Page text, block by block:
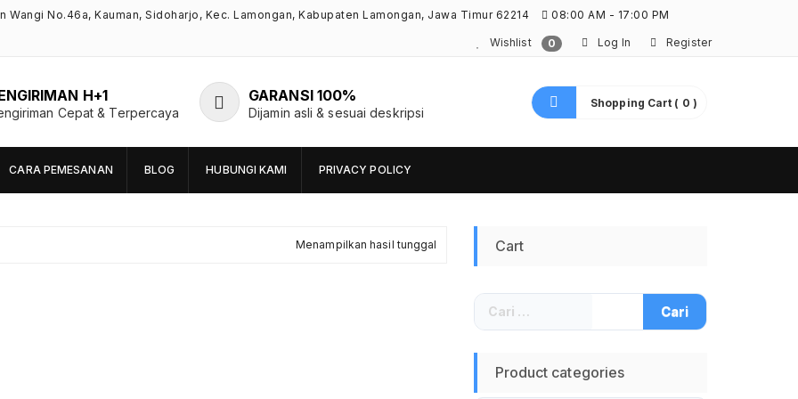
Wangi No.46a, Kauman, Sidoharjo, Kec. Lamongan, Kabupaten Lamongan, Jawa Timur 62214 08:00 AM - 17:00 PM
Wishlist 0 Log In Register
H+1
Cepat & Terpercaya
GARANSI 100%
Dijamin asli & sesuai deskripsi
Shopping Cart ( 0 )
CARA PEMESANAN BLOG HUBUNGI KAMI PRIVACY POLICY
Menampilkan hasil tunggal Cart
Cari
untuk:
Product categories